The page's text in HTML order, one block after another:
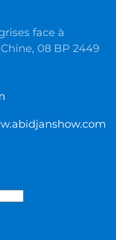
face à
08 BP 2449